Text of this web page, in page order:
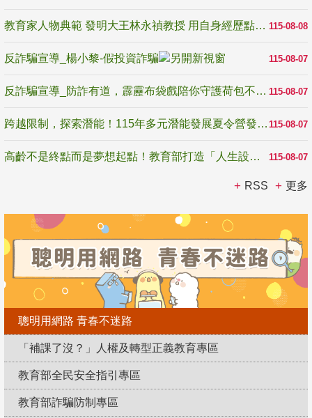
115-08-08
教育家人物典範 發明大王林永禎教授 用自身經歷點亮學生的路
115-08-07
反詐騙宣導_楊小黎-假投資詐騙
115-08-07
反詐騙宣導_防詐有道，霹靂布袋戲陪你守護荷包不受騙
115-08-07
跨越限制，探索潛能！115年多元潛能發展夏令營發掘生命無限可能
115-08-07
高齡不是終點而是夢想起點！教育部打造「人生設計夢工場」 參展第3屆高齡健康產業博覽會
RSS 更多
聰明用網路 青春不迷路
「補課了沒？」人權及轉型正義教育專區
教育部全民安全指引專區
教育部詐騙防制專區